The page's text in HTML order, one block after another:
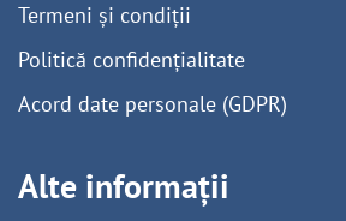
Termeni și condiții
Politică confidențialitate
Acord date personale (GDPR)
Alte informații